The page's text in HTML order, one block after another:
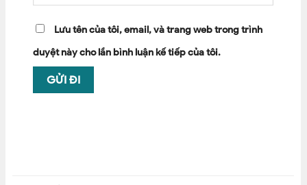
Lưu tên của tôi, email, và trang web trong trình
duyệt này cho lần bình luận kế tiếp của tôi.